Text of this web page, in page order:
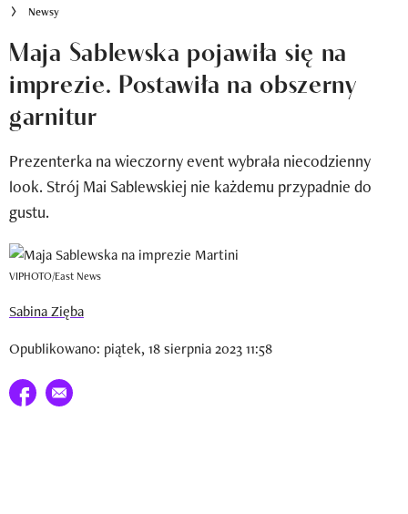
Klub Recenzentki
Newsy
Newsletter
Wizaz Summer Influ School
Mój profil / Zarejestruj się
Newsy
Maja Sablewska pojawiła się na
imprezie. Postawiła na obszerny
garnitur
Prezenterka na wieczorny event wybrała niecodzienny
look. Strój Mai Sablewskiej nie każdemu przypadnie do
gustu.
VIPHOTO/East News
Sabina Zięba
Opublikowano: piątek, 18 sierpnia 2023 11:58
Udostępnij na facebook
E-mail do przyjaciela